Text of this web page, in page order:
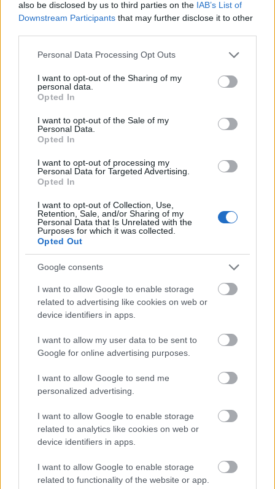
also be disclosed by us to third parties on the IAB’s List of
Downstream Participants that may further disclose it to other
Please note that this website/app uses one or more Google
not limited to your visit or usage behaviour. You may click to
grant or deny consent to Google and its third-party tags to
use your data for below specified purposes in below Google
consent section.
Personal Data Processing Opt Outs
I want to opt-out of the Sharing of my
personal data.
Opted In
I want to opt-out of the Sale of my
Personal Data.
Opted In
I want to opt-out of processing my
Personal Data for Targeted Advertising.
Opted In
I want to opt-out of Collection, Use,
Retention, Sale, and/or Sharing of my
Personal Data that Is Unrelated with the
Purposes for which it was collected.
Opted Out
Google consents
I want to allow Google to enable storage
related to advertising like cookies on web or
device identifiers in apps.
I want to allow my user data to be sent to
Google for online advertising purposes.
I want to allow Google to send me
personalized advertising.
I want to allow Google to enable storage
related to analytics like cookies on web or
device identifiers in apps.
I want to allow Google to enable storage
related to functionality of the website or app.
víz
1 szárzeller
2 krumpli
100 gr borsó vagy lóbab
6 tojás
250 gramm ricotta vagy más friss sajt
Egy kevés crouton
Elkészítés
1. Ugyanabban a lábosban, ahol a leves készül,
olivaolajon enyhén megpirítjuk az apróra vágott
hagymát.
2. Hozzáadjuk a sűrített paradicsomot, és egy pohár
meleg vizet. Elkeverjük a hagymával.
3. hozzáadjuk a kis kockákra vágott karalábét, a
répákat, a zellert, a karfiolt és a krumplikat, majd a
borsót és a babot.
4. Adjunk hozzá bőségesen vizet, forraljuk fel az
egészet, majd vegyük kicsire a lángot.
5. Mossuk meg a spenótot, vágjuk fel és kb. 15
6. Egy órán keresztül főzzük a levest kis lángon.
7. A vége felé üssünk bele fejenként 1 egész tojást a
8. Ha összeállt a tojás, vegyük ki egyesével, és tegyük
be őket egy-egy tányérba.
9. Ehhez adjunk ricottát, a kecskesajtot és ízlés
10. Kész, lehet tálalni!